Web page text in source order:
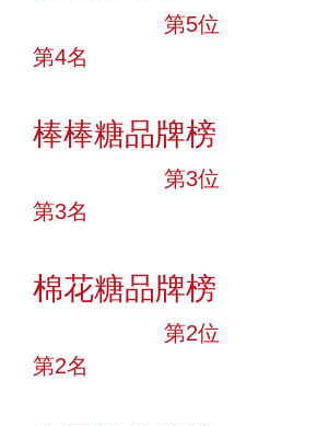
第5位
第4名
棒棒糖品牌榜
第3位
第3名
棉花糖品牌榜
第2位
第2名